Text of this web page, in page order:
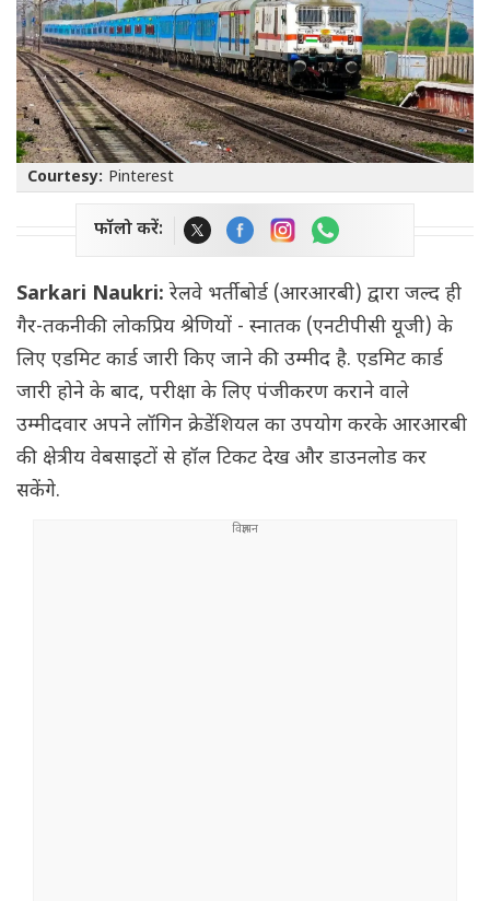
Courtesy: Pinterest
फॉलो करें:
Sarkari Naukri: रेलवे भर्ती बोर्ड (आरआरबी) द्वारा जल्द ही
गैर-तकनीकी लोकप्रिय श्रेणियों - स्नातक (एनटीपीसी यूजी) के
लिए एडमिट कार्ड जारी किए जाने की उम्मीद है. एडमिट कार्ड
जारी होने के बाद, परीक्षा के लिए पंजीकरण कराने वाले
उम्मीदवार अपने लॉगिन क्रेडेंशियल का उपयोग करके आरआरबी
की क्षेत्रीय वेबसाइटों से हॉल टिकट देख और डाउनलोड कर
सकेंगे.